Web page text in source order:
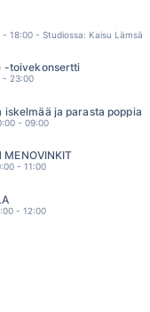
- 18:00 - Studiossa: Kaisu Lämsä
-toivekonsertti
- 23:00
iskelmää ja parasta poppia
- 09:00
MENOVINKIT
- 11:00
- 12:00